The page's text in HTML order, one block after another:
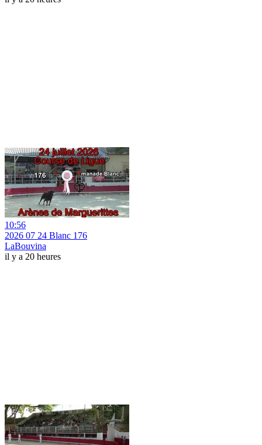
10:56
2026 07 24 Blanc 176
LaBouvina
il y a 20 heures